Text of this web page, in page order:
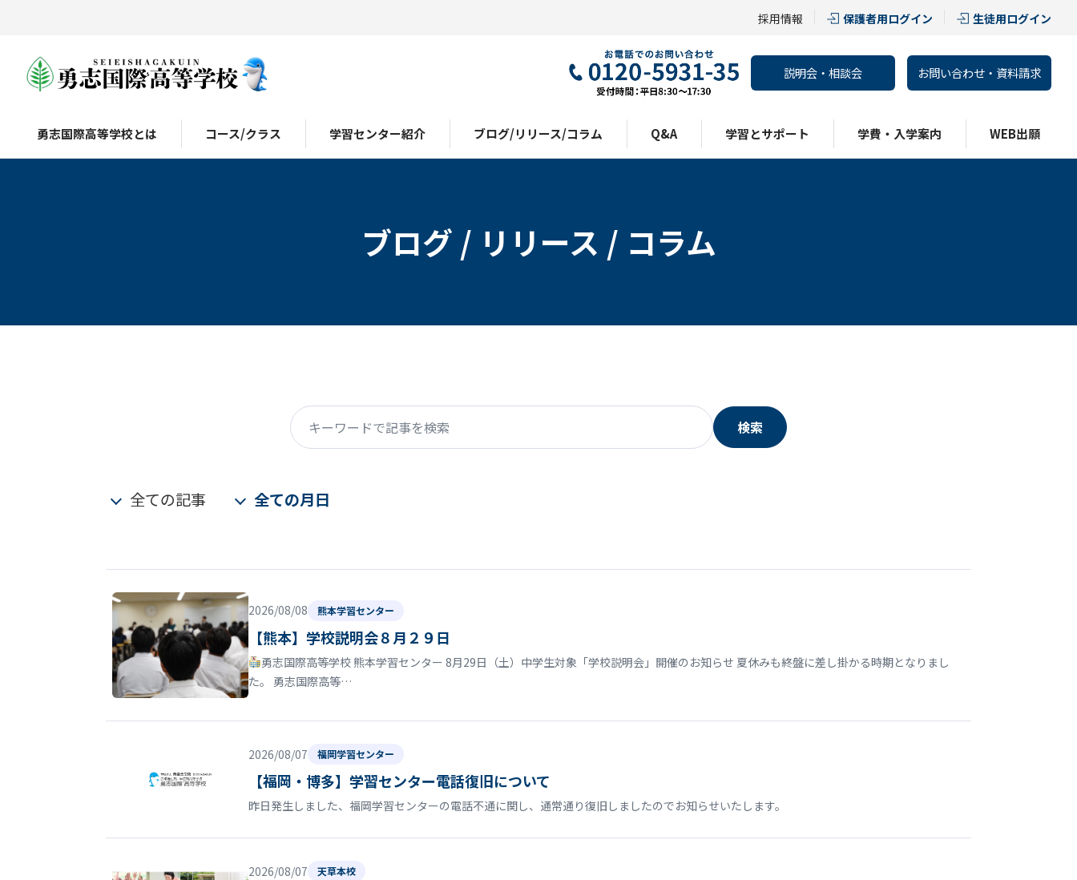
採用情報 保護者用ログイン 生徒用ログイン
説明会・相談会 お問い合わせ・資料請求
勇志国際高等学校とは コース/クラス 学習センター紹介 ブログ/リリース/コラム Q&A 学習とサポート 学費・入学案内 WEB出願
ブログ / リリース / コラム
キーワードで記事を検索
検索
全ての記事 全ての月日
2026/08/08 熊本学習センター
【熊本】学校説明会８月２９日
勇志国際高等学校 熊本学習センター 8月29日（土）中学生対象「学校説明会」開催のお知らせ 夏休みも終盤に差し掛かる時期となりまし
た。 勇志国際高等…
2026/08/07 福岡学習センター
【福岡・博多】学習センター電話復旧について
昨日発生しました、福岡学習センターの電話不通に関し、通常通り復旧しましたのでお知らせいたします。
2026/08/07 天草本校